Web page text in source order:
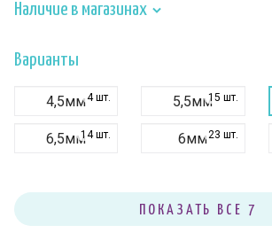
Наличие в магазинах
Варианты
4 шт.
4,5мм 15 шт.
5,5мм
14 шт.
6,5мм 23 шт.
6мм
ПОКАЗАТЬ ВСЕ 7